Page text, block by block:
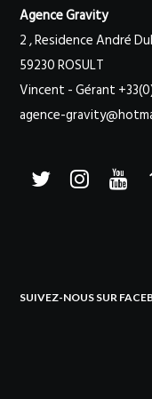
Agence Gravity
2 , Residence André
59230 ROSULT
Vincent - Gérant
agence-
SUIVEZ-NOUS SUR